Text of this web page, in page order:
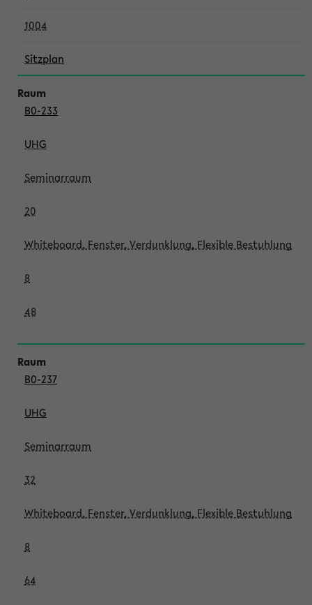
1004
Sitzplan
B0-233
UHG
Seminarraum
20
Whiteboard, Fenster, Verdunklung, Flexible Bestuhlung
8
48
B0-237
UHG
Seminarraum
32
Whiteboard, Fenster, Verdunklung, Flexible Bestuhlung
8
64